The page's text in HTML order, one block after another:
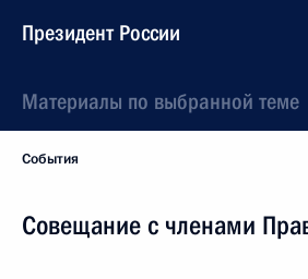
Президент России
Материалы по выбранной теме
События
Совещание с членами